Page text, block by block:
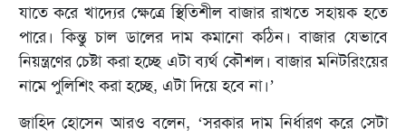
যাতে করে খাদ্যের ক্ষেত্রে স্থিতিশীল বাজার রাখতে সহায়ক হতে
পারে। কিন্তু চাল ডালের দাম কমানো কঠিন। বাজার যেভাবে
নিয়ন্ত্রণের চেষ্টা করা হচ্ছে এটা ব্যর্থ কৌশল। বাজার মনিটরিংয়ের
নামে পুলিশিং করা হচ্ছে, এটা দিয়ে হবে না।’
জাহিদ হোসেন আরও বলেন, ‘সরকার দাম নির্ধারণ করে সেটা